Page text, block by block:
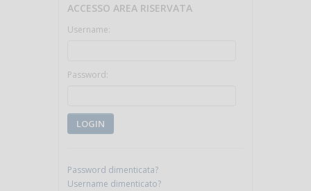
ACCESSO AREA RISERVATA
Username:
Password:
LOGIN
Password dimenticata?
Username dimenticato?